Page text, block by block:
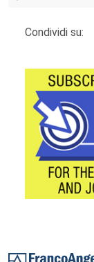
Condividi su: